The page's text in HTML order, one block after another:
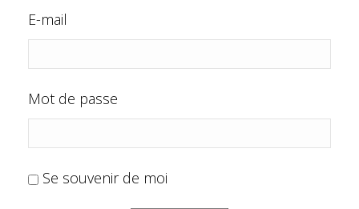
E-mail
Mot de passe
Se souvenir de moi